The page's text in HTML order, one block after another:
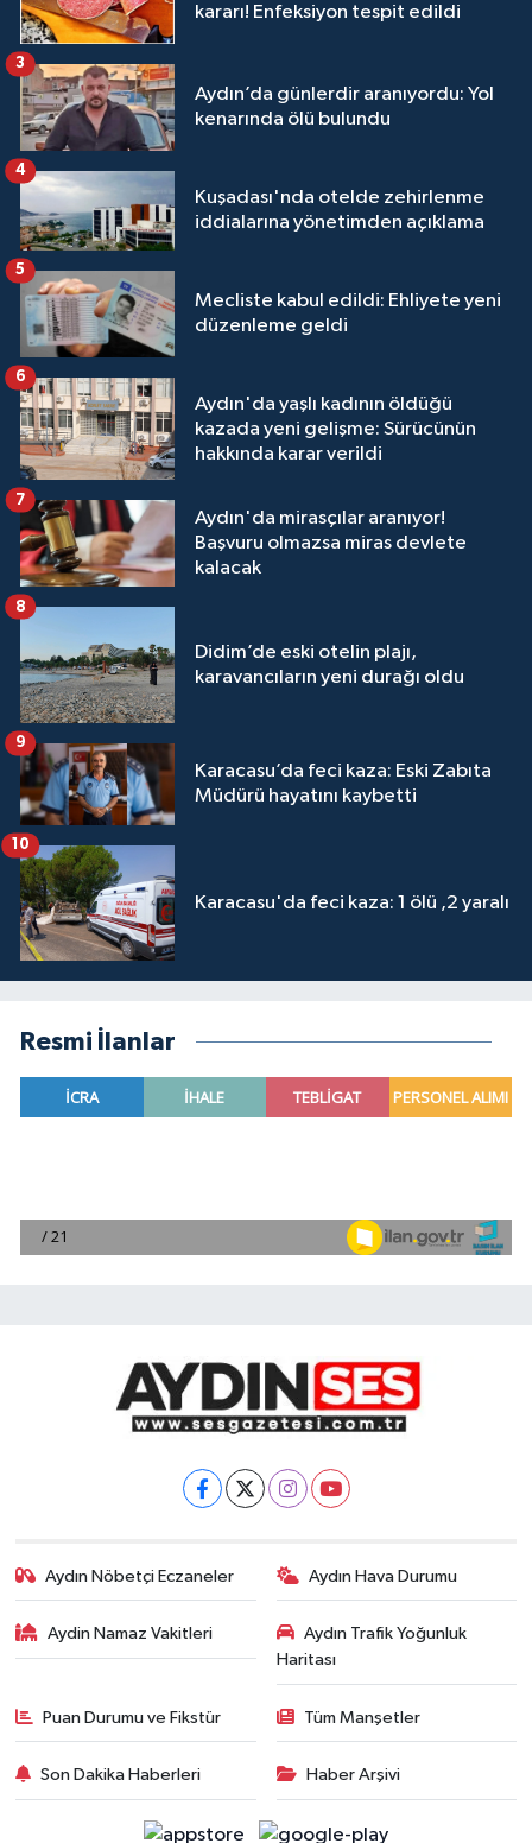
kararı! Enfeksiyon tespit edildi
Aydın’da günlerdir aranıyordu: Yol
kenarında ölü bulundu
3
Kuşadası'nda otelde zehirlenme
iddialarına yönetimden açıklama
4
Mecliste kabul edildi: Ehliyete yeni
düzenleme geldi
5
Aydın'da yaşlı kadının öldüğü
kazada yeni gelişme: Sürücünün
hakkında karar verildi
6
Aydın'da mirasçılar aranıyor!
Başvuru olmazsa miras devlete
kalacak
7
Didim’de eski otelin plajı,
karavancıların yeni durağı oldu
8
Karacasu’da feci kaza: Eski Zabıta
Müdürü hayatını kaybetti
9
Karacasu'da feci kaza: 1 ölü ,2 yaralı
10
Resmi İlanlar
Aydın Nöbetçi Eczaneler Aydın Hava Durumu
Aydin Namaz Vakitleri
Aydın Trafik Yoğunluk
Haritası
Puan Durumu ve Fikstür Tüm Manşetler
Son Dakika Haberleri Haber Arşivi